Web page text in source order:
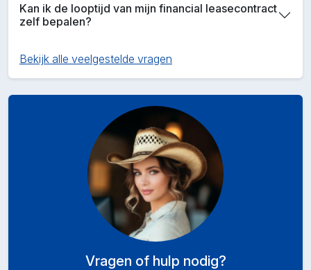
Kan ik de looptijd van mijn financial leasecontract
zelf bepalen?
Bekijk alle veelgestelde vragen
Vragen of hulp nodig?